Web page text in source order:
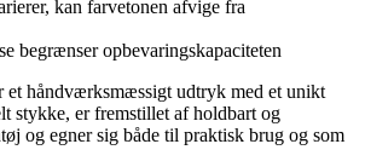
kan farvetonen afvige fra
begrænser opbevaringskapaciteten
et håndværksmæssigt udtryk med et unikt
stykke, er fremstillet af holdbart og
og egner sig både til praktisk brug og som